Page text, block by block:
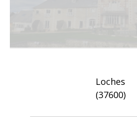
Loches
(37600)